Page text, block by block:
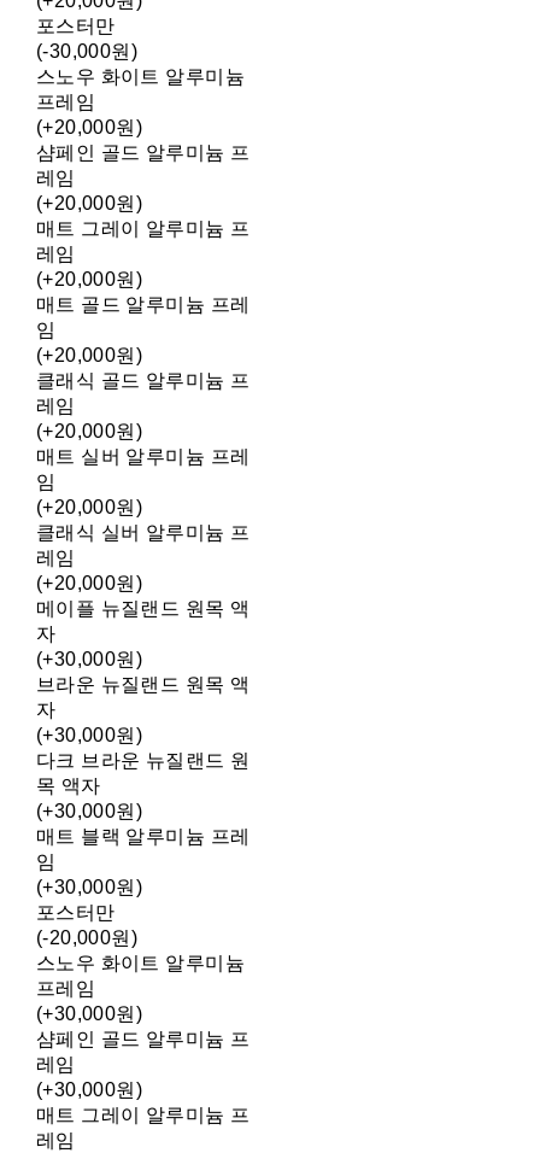
포스터만
(-30,000원)
스노우 화이트 알루미늄
프레임
(+20,000원)
샴페인 골드 알루미늄 프
레임
(+20,000원)
매트 그레이 알루미늄 프
레임
(+20,000원)
매트 골드 알루미늄 프레
임
(+20,000원)
클래식 골드 알루미늄 프
레임
(+20,000원)
매트 실버 알루미늄 프레
임
(+20,000원)
클래식 실버 알루미늄 프
레임
(+20,000원)
메이플 뉴질랜드 원목 액
자
(+30,000원)
브라운 뉴질랜드 원목 액
자
(+30,000원)
다크 브라운 뉴질랜드 원
목 액자
(+30,000원)
매트 블랙 알루미늄 프레
임
(+30,000원)
포스터만
(-20,000원)
스노우 화이트 알루미늄
프레임
(+30,000원)
샴페인 골드 알루미늄 프
레임
(+30,000원)
매트 그레이 알루미늄 프
레임